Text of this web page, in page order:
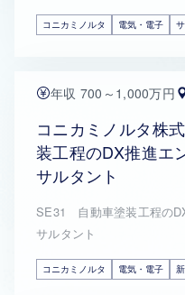
コニカミノルタ 電気・電子
年収 700～1,000万円
コニカミノルタ株
装工程のDX推進エ
サルタント
SE31 自動車塗装工程の
サルタント
コニカミノルタ 電気・電子